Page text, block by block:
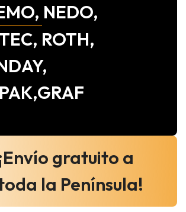
NEDO,
ROTH,
gratuito a
la Península!